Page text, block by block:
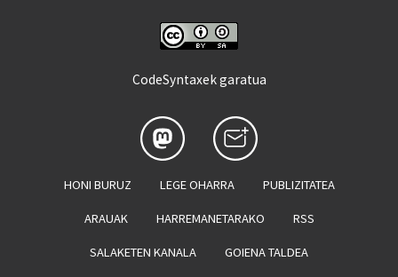
CodeSyntaxek garatua
HONI BURUZ LEGE OHARRA PUBLIZITATEA
ARAUAK HARREMANETARAKO RSS
SALAKETEN KANALA GOIENA TALDEA